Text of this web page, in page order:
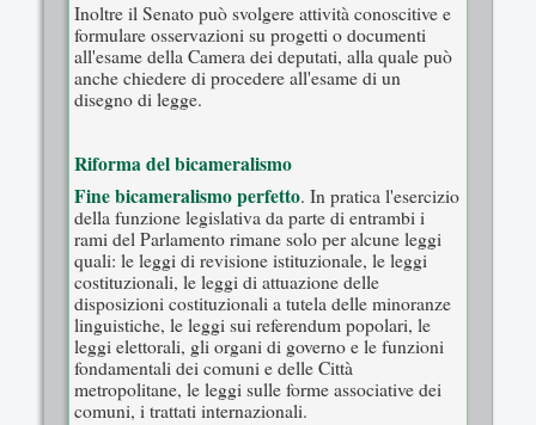
Inoltre il Senato può svolgere attività conoscitive e
formulare osservazioni su progetti o documenti
all'esame della Camera dei deputati, alla quale può
anche chiedere di procedere all'esame di un
disegno di legge.
Riforma del bicameralismo
Fine bicameralismo perfetto. In pratica l'esercizio
della funzione legislativa da parte di entrambi i
rami del Parlamento rimane solo per alcune leggi
quali: le leggi di revisione istituzionale, le leggi
costituzionali, le leggi di attuazione delle
disposizioni costituzionali a tutela delle minoranze
linguistiche, le leggi sui referendum popolari, le
leggi elettorali, gli organi di governo e le funzioni
fondamentali dei comuni e delle Città
metropolitane, le leggi sulle forme associative dei
comuni, i trattati internazionali.